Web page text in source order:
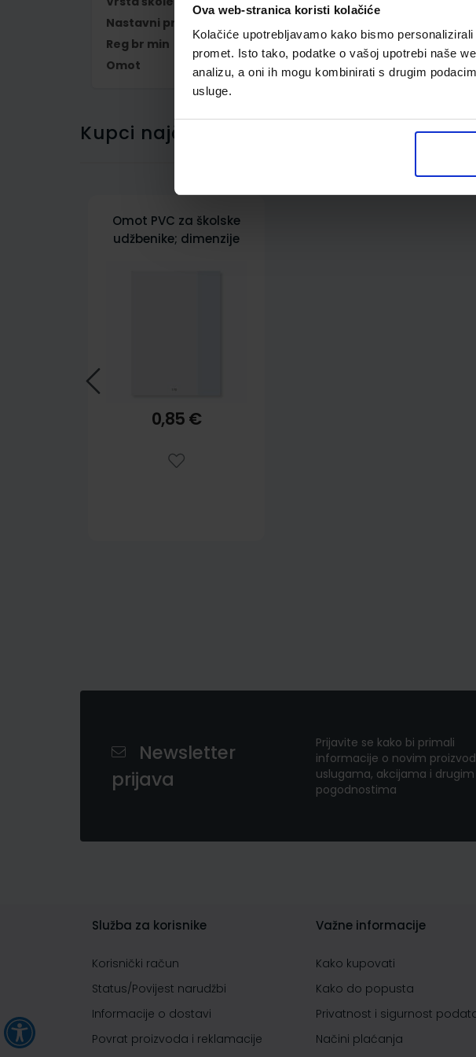
Ova web-stranica koristi kolačiće
Kolačiće upotrebljavamo kako bismo
promet. Isto tako, podatke o vašoj upotrebi naše
analizu, a oni ih mogu kombinirati s drugim
usluge.
Nastavni predmet
Reg br min
Omot
500297
Kupci najčešće biraju..
Omot PVC za školske
udžbenike; dimenzije
0,85 €
Newsletter
prijava
Prijavite se kako bi primali
informacije o novim
uslugama, akcijama i drugim
pogodnostima
Služba za korisnike
Korisnički račun
Status/Povijest narudžbi
Informacije o dostavi
Povrat proizvoda i reklamacije
Važne informacije
Kako kupovati
Kako do popusta
Privatnost i sigurnost
Načini plaćanja